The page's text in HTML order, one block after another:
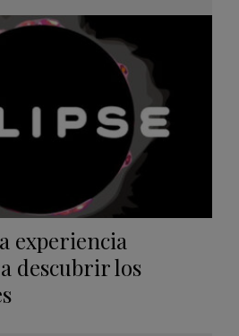
experiencia
descubrir los